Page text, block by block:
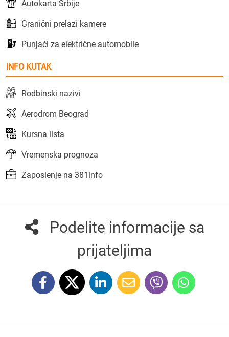
Autokarta Srbije
Granični prelazi kamere
Punjači za električne automobile
INFO KUTAK
Rodbinski nazivi
Aerodrom Beograd
Kursna lista
Vremenska prognoza
Zaposlenje na 381info
Podelite informacije sa
prijateljima